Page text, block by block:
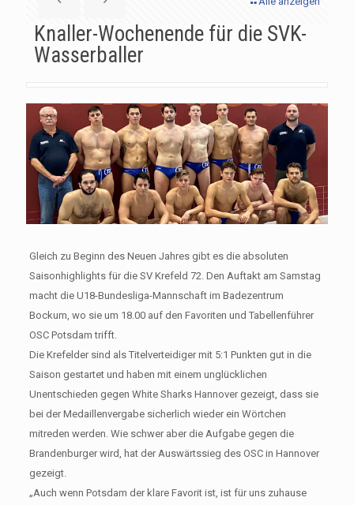
Knaller-Wochenende für die SVK-
Wasserballer
Gleich zu Beginn des Neuen Jahres gibt es die absoluten
Saisonhighlights für die SV Krefeld 72. Den Auftakt am Samstag
macht die U18-Bundesliga-Mannschaft im Badezentrum
Bockum, wo sie um 18.00 auf den Favoriten und Tabellenführer
OSC Potsdam trifft.
Die Krefelder sind als Titelverteidiger mit 5:1 Punkten gut in die
Saison gestartet und haben mit einem unglücklichen
Unentschieden gegen White Sharks Hannover gezeigt, dass sie
bei der Medaillenvergabe sicherlich wieder ein Wörtchen
mitreden werden. Wie schwer aber die Aufgabe gegen die
Brandenburger wird, hat der Auswärtssieg des OSC in Hannover
gezeigt.
„Auch wenn Potsdam der klare Favorit ist, ist für uns zuhause